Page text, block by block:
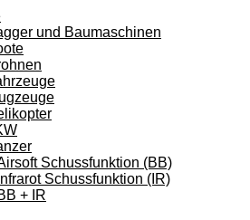
und Baumaschinen
Schussfunktion (BB)
Infrarot Schussfunktion (IR)
+ IR